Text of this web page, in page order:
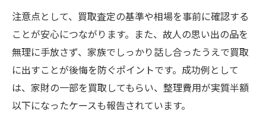
注意点として、買取査定の基準や相場を事前に確認する
ことが安心につながります。また、故人の思い出の品を
無理に手放さず、家族でしっかり話し合ったうえで買取
に出すことが後悔を防ぐポイントです。成功例として
は、家財の一部を買取してもらい、整理費用が実質半額
以下になったケースも報告されています。